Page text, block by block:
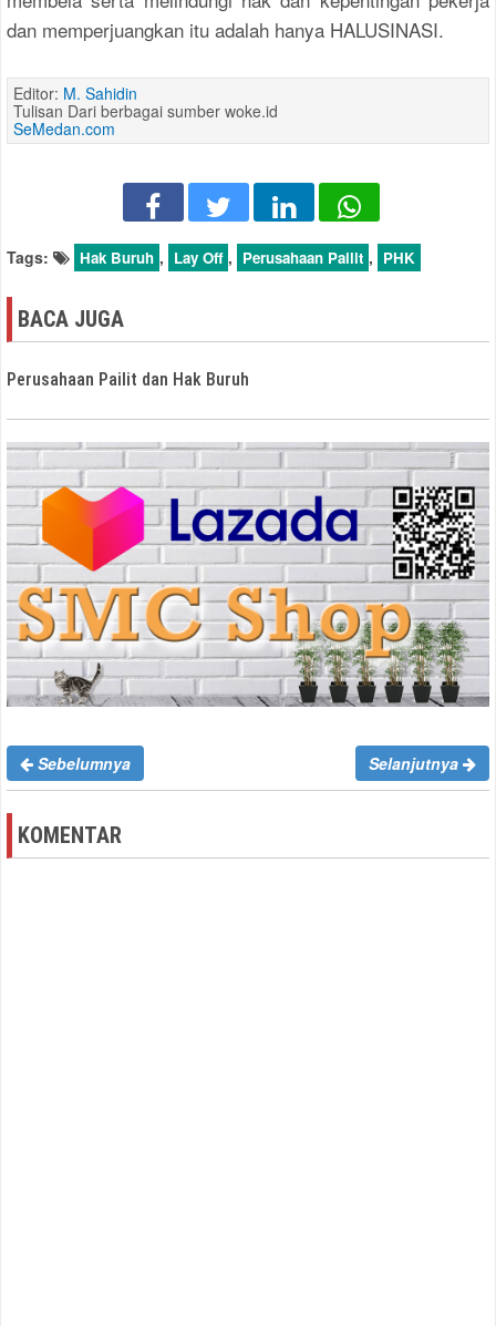
dan memperjuangkan itu adalah hanya HALUSINASI.
Editor: M. Sahidin
Tulisan Dari berbagai sumber woke.id
SeMedan.com
Tags: Hak Buruh , Lay Off , Perusahaan Pailit , PHK
BACA JUGA
Perusahaan Pailit dan Hak Buruh
Sebelumnya Selanjutnya
KOMENTAR